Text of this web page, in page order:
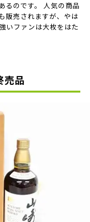
るのです。 人気の商品
販売されますが、やは
いファンは大枚をはた
売品